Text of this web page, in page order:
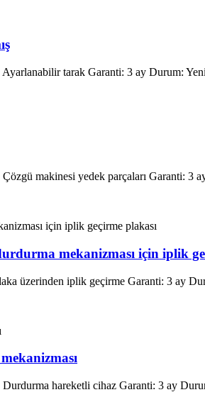
Ayarlanabilir tarak Garanti: 3 ay Durum:
Çözgü makinesi yedek parçaları
mekanizması için iplik
üzerinden iplik geçirme Garanti: 3
Durdurma hareketli cihaz Garanti: 3 ay